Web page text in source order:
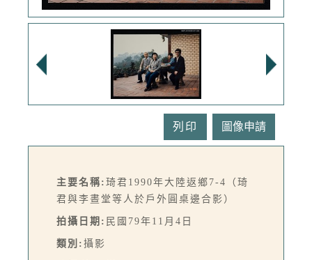
列印
主要名稱: 琦君1990年大陸返鄉7-4（琦
君與李晝堂等人於戶外圓桌邊合影）
拍攝日期: 民國79年11月4日
類別: 攝影